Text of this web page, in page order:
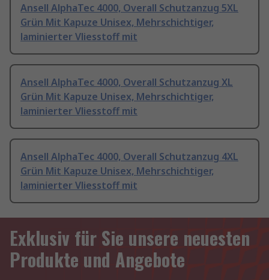
Ansell AlphaTec 4000, Overall Schutzanzug 5XL
Grün Mit Kapuze Unisex, Mehrschichtiger,
laminierter Vliesstoff mit
Ansell AlphaTec 4000, Overall Schutzanzug XL
Grün Mit Kapuze Unisex, Mehrschichtiger,
laminierter Vliesstoff mit
Ansell AlphaTec 4000, Overall Schutzanzug 4XL
Grün Mit Kapuze Unisex, Mehrschichtiger,
laminierter Vliesstoff mit
Exklusiv für Sie unsere neuesten
Produkte und Angebote